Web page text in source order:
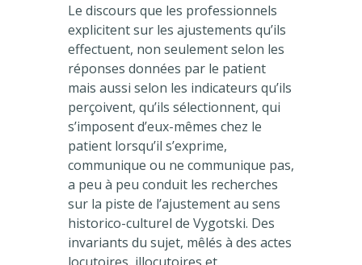
Le discours que les professionnels
explicitent sur les ajustements qu’ils
effectuent, non seulement selon les
réponses données par le patient
mais aussi selon les indicateurs qu’ils
perçoivent, qu’ils sélectionnent, qui
s’imposent d’eux-mêmes chez le
patient lorsqu’il s’exprime,
communique ou ne communique pas,
a peu à peu conduit les recherches
sur la piste de l’ajustement au sens
historico-culturel de Vygotski. Des
invariants du sujet, mêlés à des actes